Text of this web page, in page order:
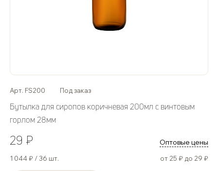
Арт. FS200 Под заказ
Бутылка для сиропов коричневая 200мл с винтовым
горлом 28мм
29 ₽ Оптовые цены
1 044 ₽ / 36 шт. от 25 ₽ до 29 ₽